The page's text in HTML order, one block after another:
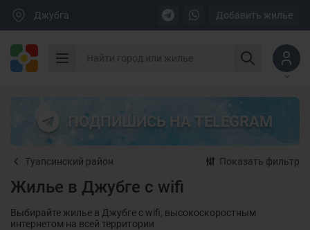
Джубга Добавить жилье
ПОДПИШИСЬ НА TELEGRAM
Туапсинский район Показать фильтр
Жилье в Джубге с wifi
Выбирайте жилье в Джубге с wifi, высокоскоростным
интернетом на всей территории